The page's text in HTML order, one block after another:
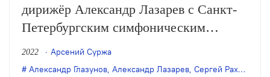
дирижёр Александр Лазарев с Санкт-
Петербургским симфоническим
филармоническим оркестром исполнят
Второй концерт для фортепиано с
2022
Арсений Суржа
Александр Глазунов, Александр Лазарев, Сергей Рахманинов